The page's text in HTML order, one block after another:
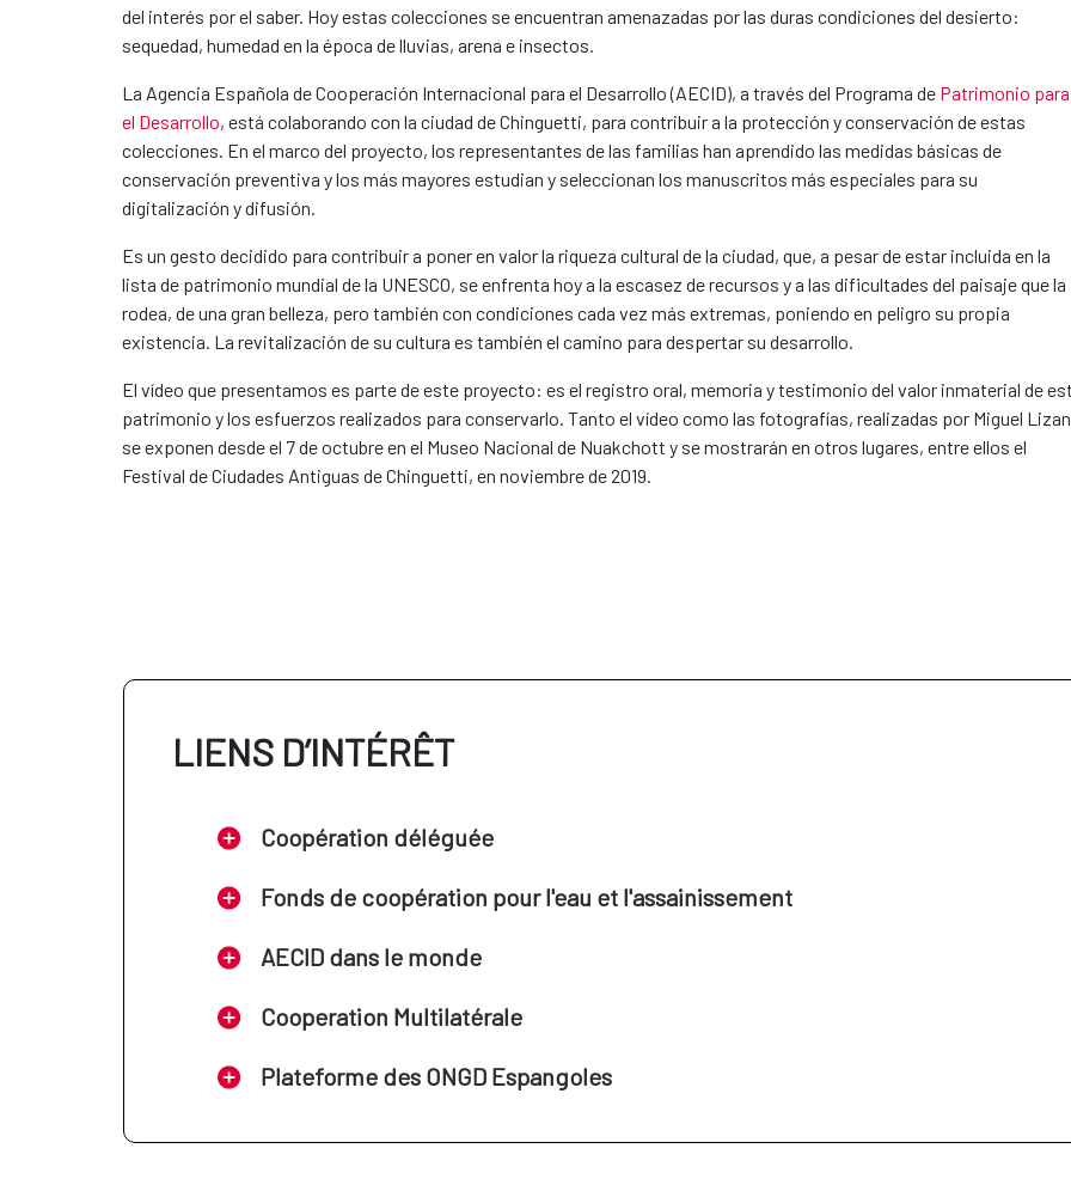
del interés por el saber. Hoy estas colecciones se encuentran amenazadas por las duras condiciones del desierto:
sequedad, humedad en la época de lluvias, arena e insectos.
La Agencia Española de Cooperación Internacional para el Desarrollo (AECID), a través del Programa de Patrimonio para
el Desarrollo, está colaborando con la ciudad de Chinguetti, para contribuir a la protección y conservación de estas
colecciones. En el marco del proyecto, los representantes de las familias han aprendido las medidas básicas de
conservación preventiva y los más mayores estudian y seleccionan los manuscritos más especiales para su
digitalización y difusión.
Es un gesto decidido para contribuir a poner en valor la riqueza cultural de la ciudad, que, a pesar de estar incluida en la
lista de patrimonio mundial de la UNESCO, se enfrenta hoy a la escasez de recursos y a las dificultades del paisaje que la
rodea, de una gran belleza, pero también con condiciones cada vez más extremas, poniendo en peligro su propia
existencia. La revitalización de su cultura es también el camino para despertar su desarrollo.
El vídeo que presentamos es parte de este proyecto: es el registro oral, memoria y testimonio del valor inmaterial de
patrimonio y los esfuerzos realizados para conservarlo. Tanto el vídeo como las fotografías, realizadas por Miguel
se exponen desde el 7 de octubre en el Museo Nacional de Nuakchott y se mostrarán en otros lugares, entre ellos el
Festival de Ciudades Antiguas de Chinguetti, en noviembre de 2019​.
LIENS D’INTÉRÊT
Coopération déléguée
Fonds de coopération pour l'eau et l'assainissement
AECID dans le monde
Cooperation Multilatérale
Plateforme des ONGD Espangoles